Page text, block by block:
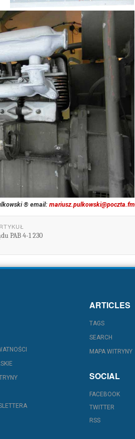
® email: mariusz.pulkowski@poczta.fm
PAB 4-1 230
ARTICLES
TAGS
SEARCH
MAPA WITRYNY
SOCIAL
FACEBOOK
TWITTER
RSS